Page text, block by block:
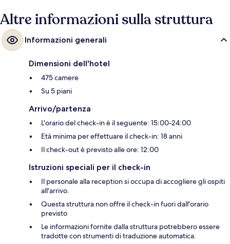
Altre informazioni sulla struttura
Informazioni generali
Dimensioni dell'hotel
475 camere
Su 5 piani
Arrivo/partenza
L'orario del check-in è il seguente: 15:00-24:00
Età minima per effettuare il check-in: 18 anni
Il check-out è previsto alle ore: 12:00
Istruzioni speciali per il check-in
Il personale alla reception si occupa di accogliere gli ospiti
all'arrivo.
Questa struttura non offre il check-in fuori dall'orario
previsto
Le informazioni fornite dalla struttura potrebbero essere
tradotte con strumenti di traduzione automatica.